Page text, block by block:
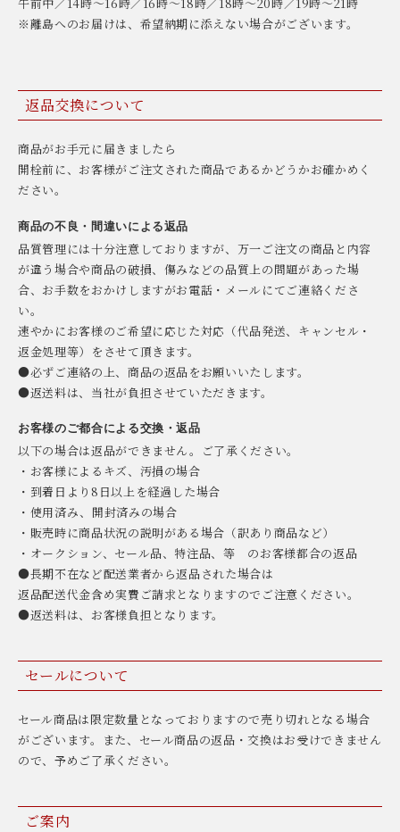
午前中／14時〜16時／16時〜18時／18時〜20時／19時〜21時
※離島へのお届けは、希望納期に添えない場合がございます。
返品交換について
商品がお手元に届きましたら
開栓前に、お客様がご注文された商品であるかどうかお確かめく
ださい。
商品の不良・間違いによる返品
品質管理には十分注意しておりますが、万一ご注文の商品と内容
が違う場合や商品の破損、傷みなどの品質上の問題があった場
合、お手数をおかけしますがお電話・メールにてご連絡くださ
い。
速やかにお客様のご希望に応じた対応（代品発送、キャンセル・
返金処理等）をさせて頂きます。
●必ずご連絡の上、商品の返品をお願いいたします。
●返送料は、当社が負担させていただきます。
お客様のご都合による交換・返品
以下の場合は返品ができません。ご了承ください。
・お客様によるキズ、汚損の場合
・到着日より8日以上を経過した場合
・使用済み、開封済みの場合
・販売時に商品状況の説明がある場合（訳あり商品など）
・オークション、セール品、特注品、等 のお客様都合の返品
●長期不在など配送業者から返品された場合は
返品配送代金含め実費ご請求となりますのでご注意ください。
●返送料は、お客様負担となります。
セールについて
セール商品は限定数量となっておりますので売り切れとなる場合
がございます。また、セール商品の返品・交換はお受けできません
ので、予めご了承ください。
ご案内